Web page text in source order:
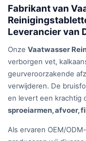
Fabrikant van
Leverancier van
Onze Vaatwasser
verborgen vet,
geurveroorzakende
verwijderen. De
en levert een krachtig
sproeiarmen, afvoer,
Als ervaren OEM/